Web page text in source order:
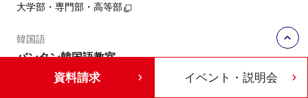
大学部・専門部・高等部
韓国語
バンタン韓国語教室
キャリア資料請求 イベント・説明会